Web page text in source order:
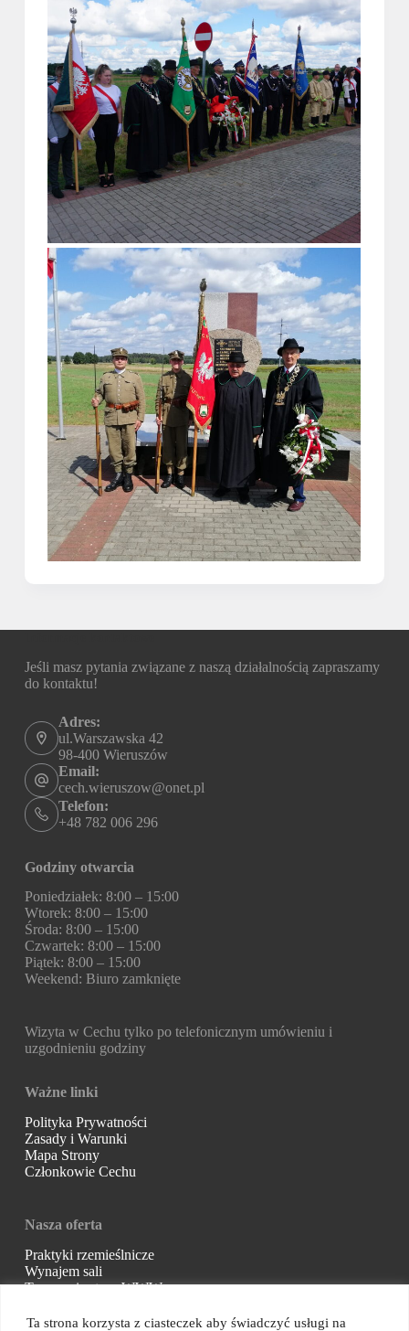
Ta strona korzysta z ciasteczek aby świadczyć usługi na
Jeśli masz pytania związane z naszą działalnością zapraszamy
do kontaktu!
Adres:
ul.Warszawska 42
98-400 Wieruszów
Email:
cech.wieruszow@onet.pl
Telefon:
+48 782 006 296
Godziny otwarcia
Poniedziałek: 8:00 – 15:00
Wtorek: 8:00 – 15:00
Środa: 8:00 – 15:00
Czwartek: 8:00 – 15:00
Piątek: 8:00 – 15:00
Weekend: Biuro zamknięte
Wizyta w Cechu tylko po telefonicznym umówieniu i
uzgodnieniu godziny
Ważne linki
Polityka Prywatności
Zasady i Warunki
Mapa Strony
Członkowie Cechu
Nasza oferta
Praktyki rzemieślnicze
Wynajem sali
Tworzenie stron WWW